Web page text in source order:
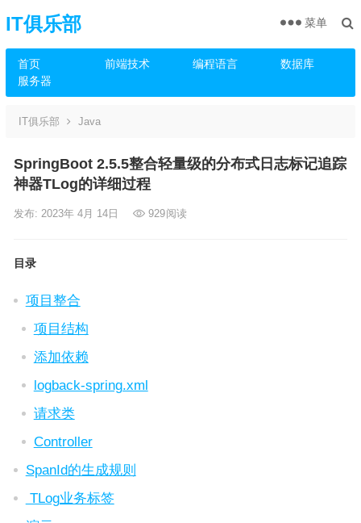
IT俱乐部
首页 前端技术 编程语言
数据库
服务器
菜单
IT俱乐部 Java
SpringBoot 2.5.5整合轻量级的分布式日志标记追踪
神器TLog的详细过程
发布: 2023年 4月 14日 929阅读
目录
项目整合
项目结构
添加依赖
logback-spring.xml
请求类
Controller
SpanId的生成规则
TLog业务标签